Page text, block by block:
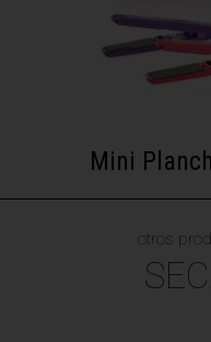
Mini
otros